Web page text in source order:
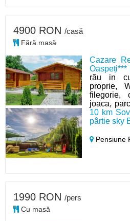
Cazare
rău in
proprie,
filegorie,
joaca,
10 km
pârtie sky
Pensiune
4900 RON /casă
Fără masă
1990 RON /pers
Cu masă